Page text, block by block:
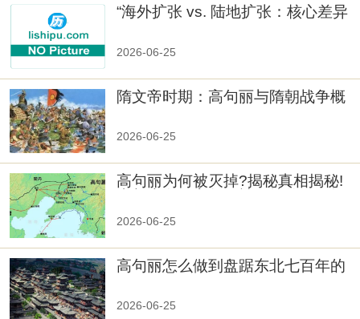
“海外扩张 vs. 陆地扩张：核心差异
2026-06-25
隋文帝时期：高句丽与隋朝战争概
2026-06-25
高句丽为何被灭掉?揭秘真相揭秘!
2026-06-25
高句丽怎么做到盘踞东北七百年的
2026-06-25